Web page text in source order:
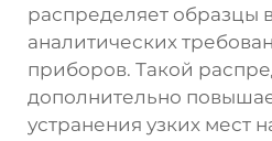
распределяет образцы
аналитических
приборов. Такой
дополнительно
устранения узких мест